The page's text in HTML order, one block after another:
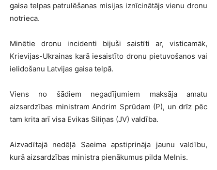
gaisa telpas patrulēšanas misijas iznīcinātājs vienu dronu
notrieca.
Minētie dronu incidenti bijuši saistīti ar, visticamāk,
Krievijas-Ukrainas karā iesaistīto dronu pietuvošanos vai
ielidošanu Latvijas gaisa telpā.
Viens no šādiem negadījumiem maksāja amatu
aizsardzības ministram Andrim Sprūdam (P), un drīz pēc
tam krita arī visa Evikas Siliņas (JV) valdība.
Aizvadītajā nedēļā Saeima apstiprināja jaunu valdību,
kurā aizsardzības ministra pienākumus pilda Melnis.